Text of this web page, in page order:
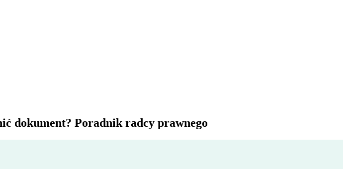
dokument? Poradnik radcy prawnego